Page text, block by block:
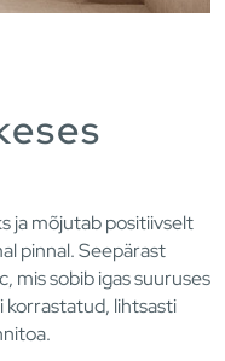
ja mõjutab positiivselt
pinnal. Seepärast
mis sobib igas suuruses
korrastatud, lihtsasti